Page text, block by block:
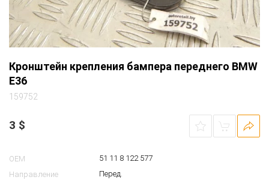
Кронштейн крепления бампера переднего BMW
E36
159752
3 $
OEM
51 11 8 122 577
Направление
Перед.